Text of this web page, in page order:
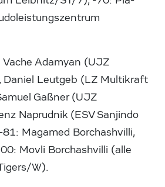
Adamyan (UJZ
Leutgeb (LZ Multikraft
Gaßner (UJZ
Naprudnik (ESV Sanjindo
Magamed Borchashvilli,
Movli Borchashvilli (alle
W).